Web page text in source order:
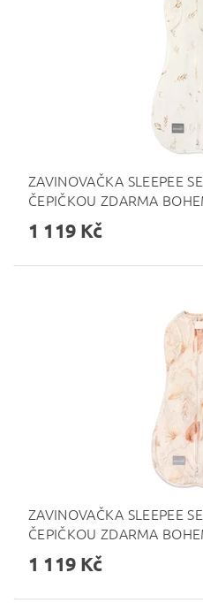
ZAVINOVAČKA SLEEPEE
ČEPIČKOU ZDARMA
1 119 Kč
ZAVINOVAČKA SLEEPEE
ČEPIČKOU ZDARMA
1 119 Kč